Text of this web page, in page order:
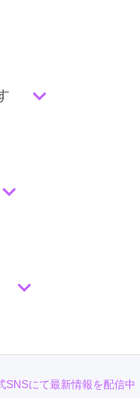
ングトップ
キュート クール
ネート特集
hearts
SNSにて最新情報を配信中